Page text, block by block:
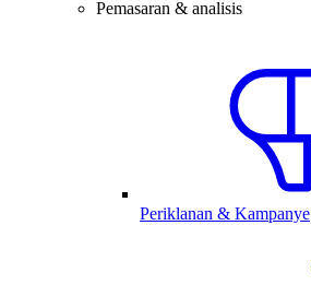
Pemasaran & analisis
Periklanan & Kampanye